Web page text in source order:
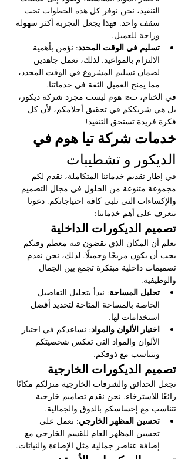
التنفيذ، نحن نوفر كل هذه الخطوات تحت
سقف واحد. فهذا يجعل التجربة أكثر سهولة
وراحة للعميل.
تسليم في الوقت المحدد: نؤمن بأهمية
الالتزام بالمواعيد. لذلك، نعمل جاهدين
لضمان تسليم المشروع في الوقت المحدد،
مما يمنح العميل الثقة في خدماتنا.
في الختام، تia هوم ليست مجرد شركة ديكور،
بل هي شريككم في تحقيق أحلامكم، لأن كل
فكرة فريدة تستحق التنفيذ!
خدمات شركة تيا هوم في
الديكور و تشطيبات
في إطار تقديم خدماتنا المتكاملة، نقدم لكم
مجموعة متنوعة من الحلول في مجال التصميم
والإكساءات التي تلبي كافة احتياجاتكم. دعونا
نتعرف على أهم خدماتنا:
تصميم الديكورات الداخلية
نعلم أن المكان الذي تقضون فيه معظم وقتكم
يجب أن يكون مريحًا وجميلًا. لذلك، نحن نقدم
تصميمات داخلية مبتكرة تجمع بين الجمال
والوظيفية.
تحليل المساحة: نبدأ بتحليل التفاصيل
الخاصة بالمساحة المتاحة لتحديد أفضل
استخدامات لها.
اختيار الألوان والمواد: نساعدكم في اختيار
الألوان والمواد التي تعكس شخصيتكم
وتتناسب مع ذوقكم.
تصميم الديكورات الخارجية
تجعل الحدائق والشرفات الخارجية منزلكم مكانًا
رائعًا للاسترخاء. نحن نقدم تصاميم خارجية
تتناسب مع إحساسكم بالذوق والجمالية.
تحسين المظهر الخارجي: نعمل على
تحسين المظهر العام للقسم الخارجي مع
إضافة عناصر جمالية مثل الإضاءة والنباتات.